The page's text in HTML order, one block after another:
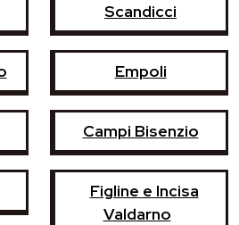
Scandicci
Empoli
Campi Bisenzio
Figline e Incisa
Valdarno